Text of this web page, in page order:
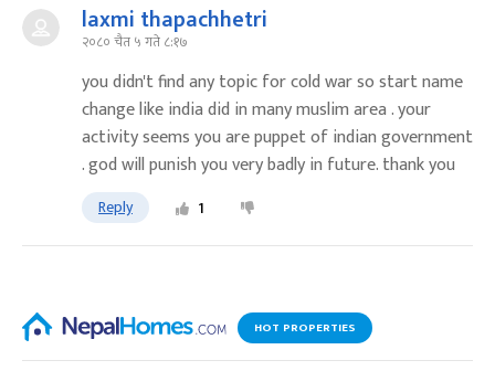
laxmi thapachhetri
२०८० चैत ५ गते ८:१७
you didn't find any topic for cold war so start name
change like india did in many muslim area . your
activity seems you are puppet of indian government
. god will punish you very badly in future. thank you
Reply 1
HOT PROPERTIES